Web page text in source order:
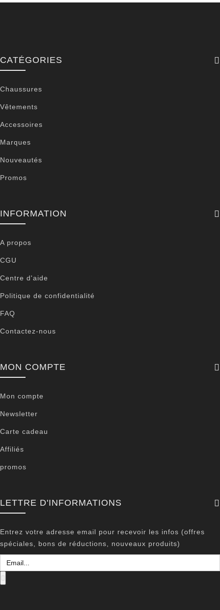
CATÉGORIES
Chaussures
Vêtements
Accessoires
Marques
Nouveautés
Promos
INFORMATION
A propos
CGU
Centre d'aide
Politique de confidentialité
FAQ
Contactez-nous
MON COMPTE
Mon compte
Newsletter
Carte cadeau
Affiliés
promos
LETTRE D'INFORMATIONS
Entrez votre adresse email pour recevoir les infos (offres
spéciales, bons de réductions, nouveaux produits)